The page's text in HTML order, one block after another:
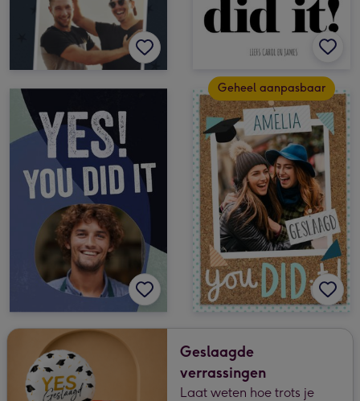
Geheel aanpasbaar
Geslaagde
verrassingen
Laat weten hoe trots je